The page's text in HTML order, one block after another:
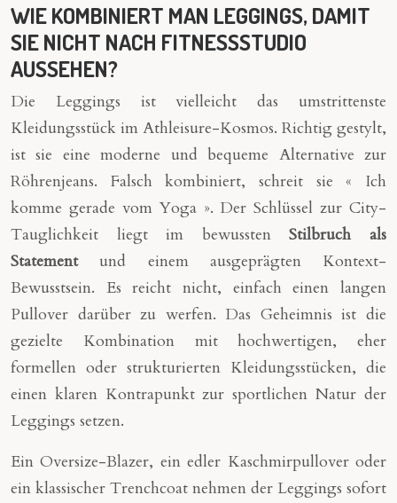
WIE KOMBINIERT MAN LEGGINGS, DAMIT
SIE NICHT NACH FITNESSSTUDIO
AUSSEHEN?
Die Leggings ist vielleicht das umstrittenste
Kleidungsstück im Athleisure-Kosmos. Richtig gestylt,
ist sie eine moderne und bequeme Alternative zur
Röhrenjeans. Falsch kombiniert, schreit sie « Ich
komme gerade vom Yoga ». Der Schlüssel zur City-
Tauglichkeit liegt im bewusstenStilbruch als
Statementund einem ausgeprägten Kontext-
Bewusstsein. Es reicht nicht, einfach einen langen
Pullover darüber zu werfen. Das Geheimnis ist die
gezielte Kombination mit hochwertigen, eher
formellen oder strukturierten Kleidungsstücken, die
einen klaren Kontrapunkt zur sportlichen Natur der
Leggings setzen.
Ein Oversize-Blazer, ein edler Kaschmirpullover oder
ein klassischer Trenchcoat nehmen der Leggings sofort